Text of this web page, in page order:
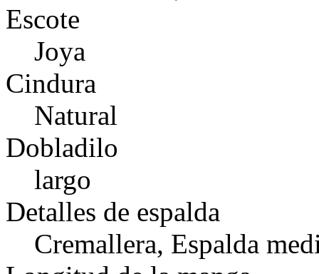
Escote
Joya
Cindura
Natural
Dobladilo
largo
Detalles de espalda
Cremallera, Espalda